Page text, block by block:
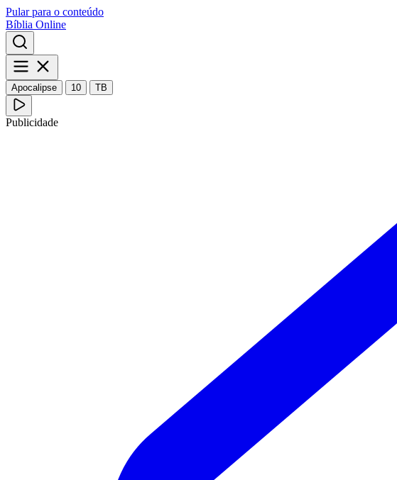
Pular para o conteúdo
Bíblia Online
Apocalipse 10 TB
Publicidade